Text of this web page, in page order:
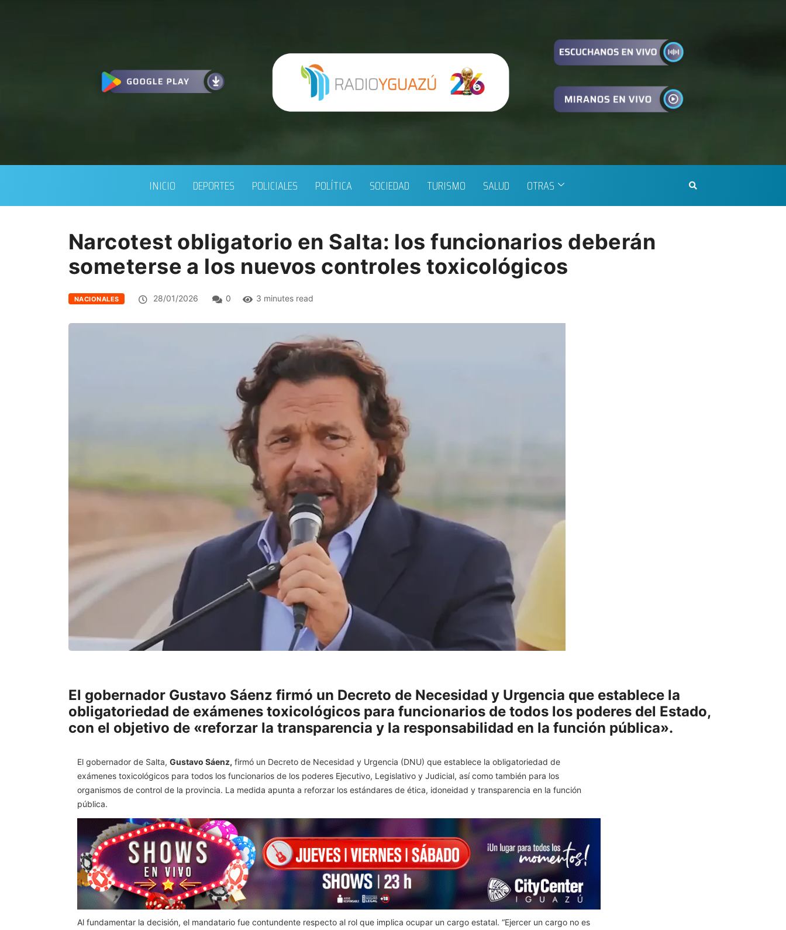
INICIO DEPORTES POLICIALES POLÍTICA SOCIEDAD TURISMO SALUD OTRAS
Narcotest obligatorio en Salta: los funcionarios deberán
someterse a los nuevos controles toxicológicos
NACIONALES 28/01/2026 0 3 minutes read
El gobernador Gustavo Sáenz firmó un Decreto de Necesidad y Urgencia que establece la
obligatoriedad de exámenes toxicológicos para funcionarios de todos los poderes del Estado,
con el objetivo de «reforzar la transparencia y la responsabilidad en la función pública».
El gobernador de Salta, Gustavo Sáenz, firmó un Decreto de Necesidad y Urgencia (DNU) que establece la obligatoriedad de
exámenes toxicológicos para todos los funcionarios de los poderes Ejecutivo, Legislativo y Judicial, así como también para los
organismos de control de la provincia. La medida apunta a reforzar los estándares de ética, idoneidad y transparencia en la función
pública.
Al fundamentar la decisión, el mandatario fue contundente respecto al rol que implica ocupar un cargo estatal. “Ejercer un cargo no es